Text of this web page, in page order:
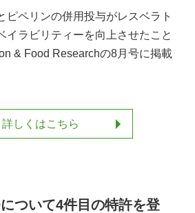
ピペリンの併用投与がレスベラト
イラビリティーを向上させたこと
& Food Researchの8月号に掲載
詳しくはこちら
ついて4件目の特許を登